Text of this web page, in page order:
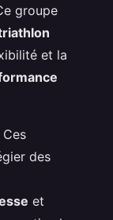
groupe
et la
Ces
des
et